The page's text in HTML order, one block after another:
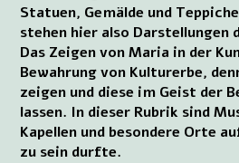
Statuen, Gemälde und
stehen hier also Darstellungen
Das Zeigen von Maria in der
Bewahrung von Kulturerbe,
zeigen und diese im Geist der
lassen. In dieser Rubrik sind
Kapellen und besondere Orte
zu sein durfte.